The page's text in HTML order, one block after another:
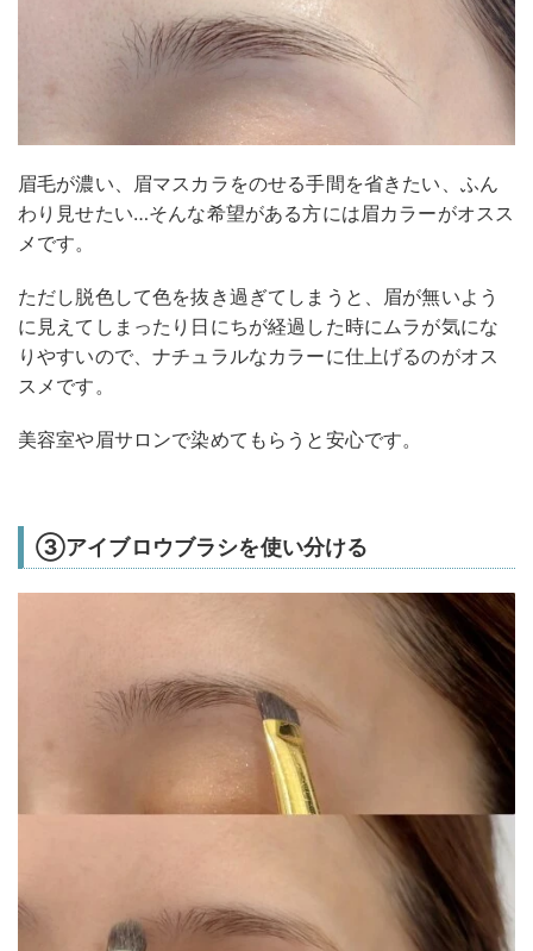
眉毛が濃い、眉マスカラをのせる手間を省きたい、ふん
わり見せたい…そんな希望がある方には眉カラーがオスス
メです。
ただし脱色して色を抜き過ぎてしまうと、眉が無いよう
に見えてしまったり日にちが経過した時にムラが気にな
りやすいので、ナチュラルなカラーに仕上げるのがオス
スメです。
美容室や眉サロンで染めてもらうと安心です。
③アイブロウブラシを使い分ける